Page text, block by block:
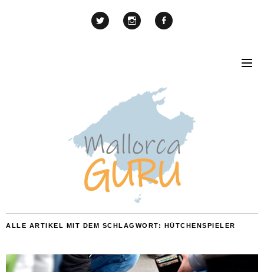
ALLE ARTIKEL MIT DEM SCHLAGWORT: HÜTCHENSPIELER